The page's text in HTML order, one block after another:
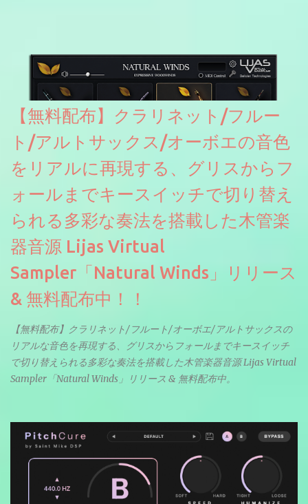
【無料配布】クラリネット/フルー
ト/アルトサックス/オーボエの音色
をリアルに再現する、グリスからフ
ォールまでキースイッチで切り替え
られる多彩な奏法を搭載した木管楽
器音源 Lijas Virtual
Sampler「Natural Winds」リリース
& 無料配布中！！
【無料配布】クラリネット/フルート/オーボエ/アルトサックスの
リアルな音色を再現する、グリスからフォールまでキースイッチ
で切り替えられる多彩な奏法を搭載した木管楽器音源 Lijas Virtual
Sampler「Natural Winds」リリース & 無料配布中。